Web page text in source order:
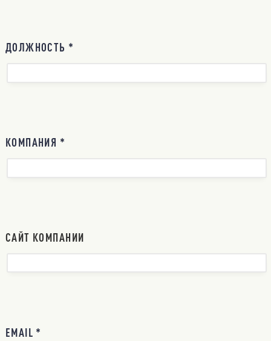
ДОЛЖНОСТЬ *
КОМПАНИЯ *
САЙТ КОМПАНИИ
EMAIL *